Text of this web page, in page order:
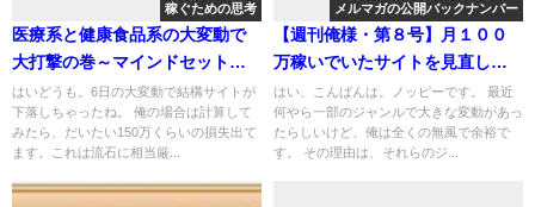
稼ぐための思考
医療系と健康食品系の大変動で
大打撃の巻～マインドセットは
助けてくれない～
はいどうも。6日の大変動で結構サイトが
下落しちゃったね。 俺の場合は計算して
みたら、だいたい150万くらいの損失出て
ます。これは流石に相当厳...
メルマガの公開バックナンバー
【週刊俺様・第８号】月１００
万稼いでいたサイトを見直して
みるとクズサイトだった件
はい、こんばんは。ノッピーです。 最近
何やら一部のジャンルで大きな変動があっ
たらしいけど、俺は全くの無風で余裕で
す。 その理由は、それらのジ...